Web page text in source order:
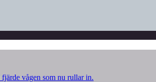
vågen som nu rullar in.